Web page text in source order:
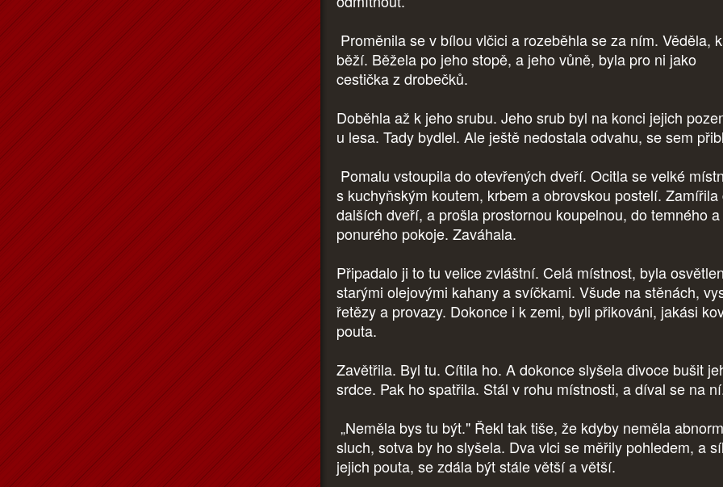
Proměnila se v bílou vlčici a rozeběhla se za ním. Věděla,
běží. Běžela po jeho stopě, a jeho vůně, byla pro ni jako
cestička z drobečků.
Doběhla až k jeho srubu. Jeho srub byl na konci jejich
u lesa. Tady bydlel. Ale ještě nedostala odvahu, se sem
Pomalu vstoupila do otevřených dveří. Ocitla se velké
s kuchyňským koutem, krbem a obrovskou postelí. Zamířila
dalších dveří, a prošla prostornou koupelnou, do temného a
ponurého pokoje. Zaváhala.
Připadalo ji to tu velice zvláštní. Celá místnost, byla
starými olejovými kahany a svíčkami. Všude na stěnách,
řetězy a provazy. Dokonce i k zemi, byli přikováni, jakási
pouta.
Zavětřila. Byl tu. Cítila ho. A dokonce slyšela divoce bušit
srdce. Pak ho spatřila. Stál v rohu místnosti, a díval se na
„Neměla bys tu být." Řekl tak tiše, že kdyby neměla
sluch, sotva by ho slyšela. Dva vlci se měřily pohledem, a
jejich pouta, se zdála být stále větší a větší.